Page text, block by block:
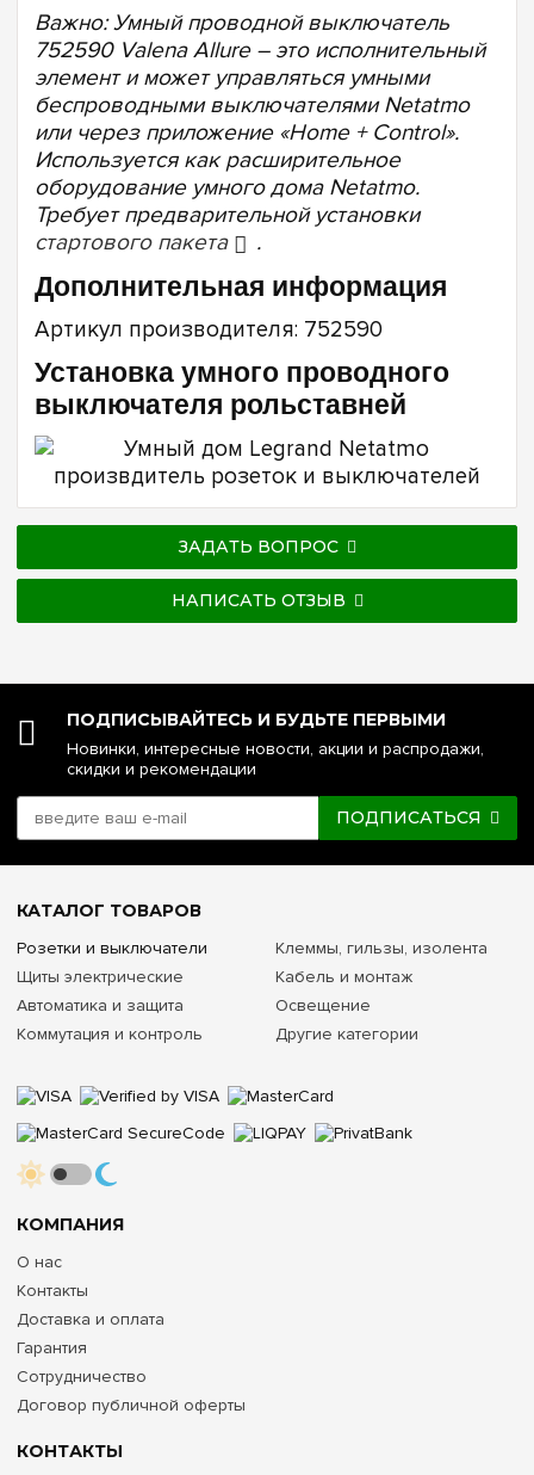
Важно: Умный проводной выключатель
752590 Valena Allure – это исполнительный
элемент и может управляться умными
беспроводными выключателями Netatmo
или через приложение «Home + Control».
Используется как расширительное
оборудование умного дома Netatmo.
Требует предварительной установки
стартового пакета
.
Дополнительная информация
Артикул производителя: 752590
Установка умного проводного
выключателя рольставней
ЗАДАТЬ ВОПРОС
НАПИСАТЬ ОТЗЫВ
ПОДПИСЫВАЙТЕСЬ И БУДЬТЕ ПЕРВЫМИ
Новинки, интересные новости, акции и распродажи,
скидки и рекомендации
ПОДПИСАТЬСЯ
КОНТАКТЫ
КОМПАНИЯ
О нас
Контакты
Доставка и оплата
Гарантия
Сотрудничество
Договор публичной оферты
КАТАЛОГ ТОВАРОВ
Розетки и выключатели
Щиты электрические
Автоматика и защита
Коммутация и контроль
Клеммы, гильзы, изолента
Кабель и монтаж
Освещение
Другие категории